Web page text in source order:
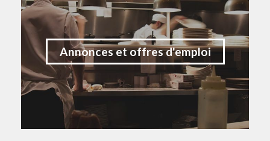
Annonces et offres d'emploi